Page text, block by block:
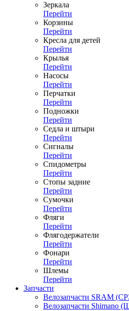
Зеркала
Перейти
Корзины
Перейти
Кресла для детей
Перейти
Крылья
Перейти
Насосы
Перейти
Перчатки
Перейти
Подножки
Перейти
Седла и штыри
Перейти
Сигналы
Перейти
Спидометры
Перейти
Стопы задние
Перейти
Сумочки
Перейти
Фляги
Перейти
Флягодержатели
Перейти
Фонари
Перейти
Шлемы
Перейти
Запчасти
Велозапчасти SRAM
Велозапчасти Shimano